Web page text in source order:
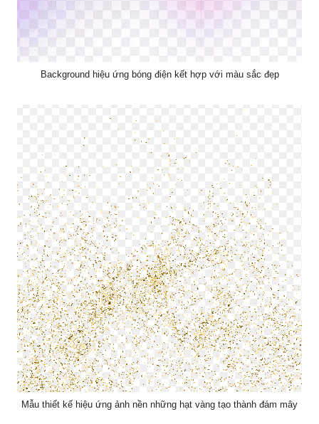
Background hiệu ứng bóng điện kết hợp với màu sắc đẹp
Mẫu thiết kế hiệu ứng ảnh nền những hạt vàng tạo thành đám mây